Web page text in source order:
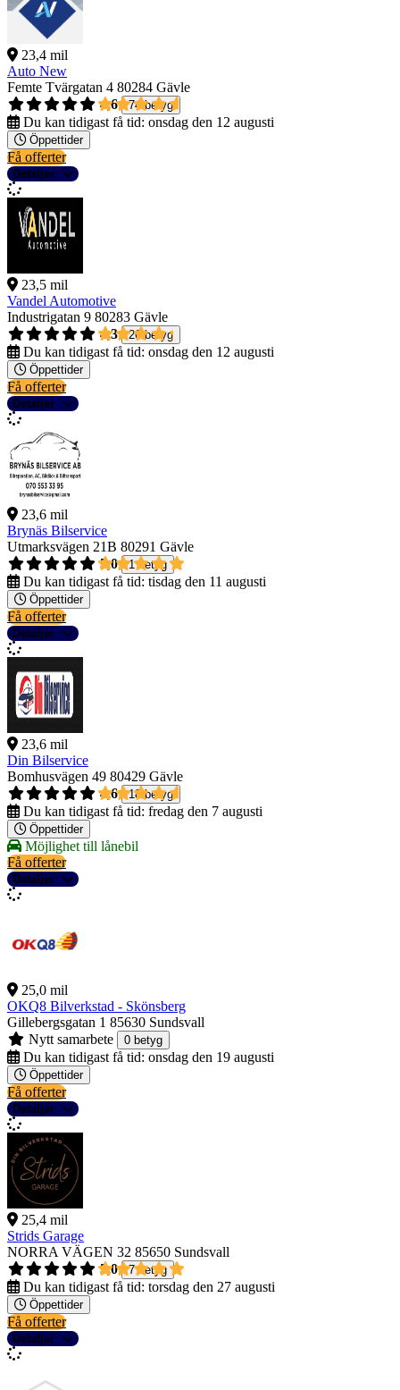
23,4 mil
Auto New
Femte Tvärgatan 4 80284 Gävle
4,6
74 betyg
Du kan tidigast få tid: onsdag den 12 augusti
Öppettider
Få offerter
Detaljer
23,5 mil
Vandel Automotive
Industrigatan 9 80283 Gävle
4,3
26 betyg
Du kan tidigast få tid: onsdag den 12 augusti
Öppettider
Få offerter
Detaljer
23,6 mil
Brynäs Bilservice
Utmarksvägen 21B 80291 Gävle
5,0
1 betyg
Du kan tidigast få tid: tisdag den 11 augusti
Öppettider
Få offerter
Detaljer
23,6 mil
Din Bilservice
Bomhusvägen 49 80429 Gävle
4,6
18 betyg
Du kan tidigast få tid: fredag den 7 augusti
Öppettider
Möjlighet till lånebil
Få offerter
Detaljer
25,0 mil
OKQ8 Bilverkstad - Skönsberg
Gillebergsgatan 1 85630 Sundsvall
Nytt samarbete
0 betyg
Du kan tidigast få tid: onsdag den 19 augusti
Öppettider
Få offerter
Detaljer
25,4 mil
Strids Garage
NORRA VÄGEN 32 85650 Sundsvall
5,0
7 betyg
Du kan tidigast få tid: torsdag den 27 augusti
Öppettider
Få offerter
Detaljer